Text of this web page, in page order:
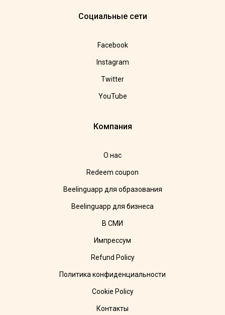
Социальные сети
Facebook
Instagram
Twitter
YouTube
Компания
О нас
Redeem coupon
Beelinguapp для образования
Beelinguapp для бизнеса
В СМИ
Импрессум
Refund Policy
Политика конфиденциальности
Cookie Policy
Контакты